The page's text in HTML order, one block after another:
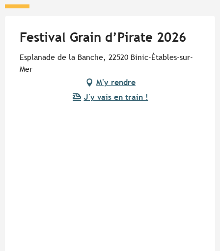
Festival Grain d’Pirate 2026
Esplanade de la Banche, 22520 Binic-Étables-sur-
Mer
M'y rendre
J'y vais en train !